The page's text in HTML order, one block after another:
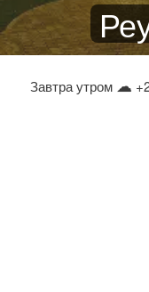
Завтра утром ☁